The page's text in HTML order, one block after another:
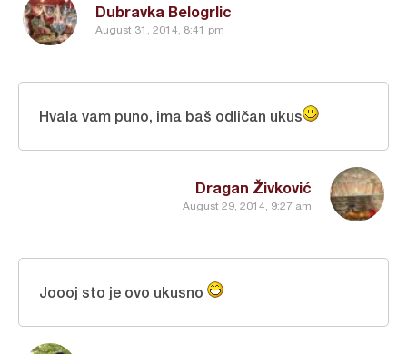
Dubravka Belogrlic
August 31, 2014, 8:41 pm
Dragan Živković
August 29, 2014, 9:27 am
Hvala vam puno, ima baš odličan ukus
Joooj sto je ovo ukusno